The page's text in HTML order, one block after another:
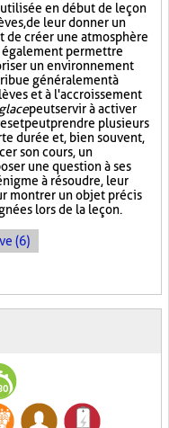
en début de leçon
de leur donner un
de créer une atmosphère
permettre
un environnement
généralement à
et à l'accroissement
peut servir à activer
et peut prendre plusieurs
durée et, bien souvent,
son cours, un
une question à ses
à résoudre, leur
montrer un objet précis
lors de la leçon.
(6)